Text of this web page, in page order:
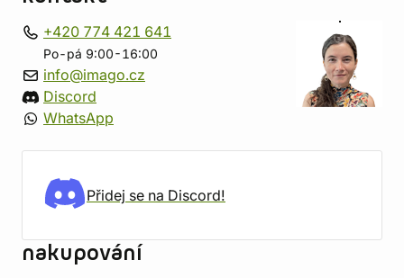
+420 774 421 641
Po-pá 9:00-16:00
info@imago.cz
Discord
WhatsApp
Přidej se na Discord!
nakupování